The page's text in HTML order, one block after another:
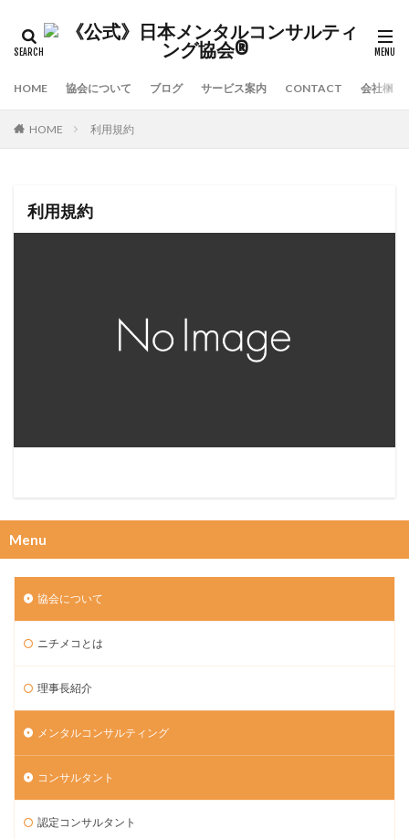
HOME 協会について ブログ サービス案内 CONTACT 会社概要
HOME 利用規約
利用規約
Menu
協会について
ニチメコとは
理事長紹介
メンタルコンサルティング
コンサルタント
認定コンサルタント